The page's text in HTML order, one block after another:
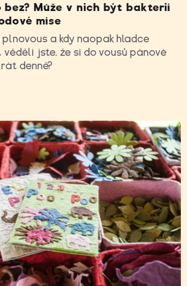
bez? Může v nich být bakterií
míse
plnovous a kdy naopak hladce
věděli jste, že si do vousů pánové
denně?